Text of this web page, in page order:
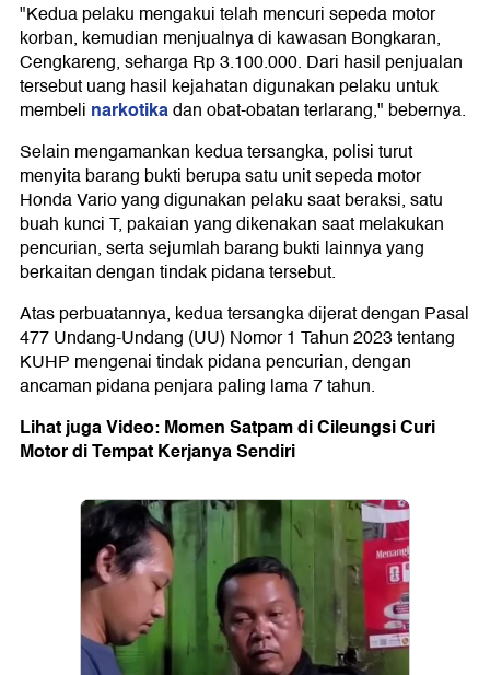
"Kedua pelaku mengakui telah mencuri sepeda motor
korban, kemudian menjualnya di kawasan Bongkaran,
Cengkareng, seharga Rp 3.100.000. Dari hasil penjualan
tersebut uang hasil kejahatan digunakan pelaku untuk
membeli narkotikadan obat-obatan terlarang," bebernya.
Selain mengamankan kedua tersangka, polisi turut
menyita barang bukti berupa satu unit sepeda motor
Honda Vario yang digunakan pelaku saat beraksi, satu
buah kunci T, pakaian yang dikenakan saat melakukan
pencurian, serta sejumlah barang bukti lainnya yang
berkaitan dengan tindak pidana tersebut.
Atas perbuatannya, kedua tersangka dijerat dengan Pasal
477 Undang-Undang (UU) Nomor 1 Tahun 2023 tentang
KUHP mengenai tindak pidana pencurian, dengan
ancaman pidana penjara paling lama 7 tahun.
Lihat juga Video: Momen Satpam di Cileungsi Curi
Motor di Tempat Kerjanya Sendiri